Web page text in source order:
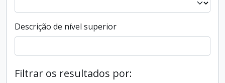
Descrição de nível superior
Filtrar os resultados por: